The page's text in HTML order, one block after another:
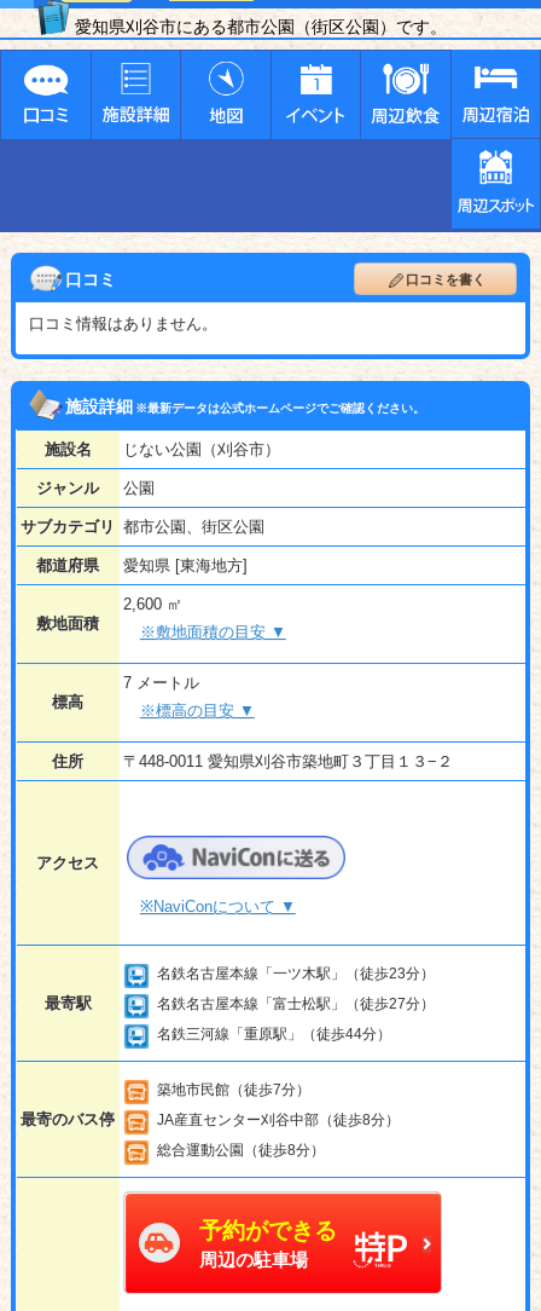
愛知県刈谷市にある都市公園（街区公園）です。
口コミ 口コミを書く
口コミ情報はありません。
施設詳細※最新データは公式ホームページでご確認ください。
施設名 じない公園（刈谷市）
ジャンル 公園
サブカテゴリ 都市公園、街区公園
都道府県 愛知県 [東海地方]
敷地面積
2,600 ㎡
※敷地面積の目安 ▼
標高
7 メートル
※標高の目安 ▼
住所 〒448-0011 愛知県刈谷市築地町３丁目１３−２
アクセス
※NaviConについて ▼
最寄駅
名鉄名古屋本線「一ツ木駅」（徒歩23分）
名鉄名古屋本線「富士松駅」（徒歩27分）
名鉄三河線「重原駅」（徒歩44分）
最寄のバス停
築地市民館（徒歩7分）
JA産直センター刈谷中部（徒歩8分）
総合運動公園（徒歩8分）
予約ができる
周辺の駐車場